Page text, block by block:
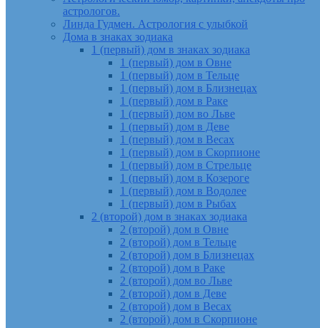
астрологов.
Линда Гудмен. Астрология с улыбкой
Дома в знаках зодиака
1 (первый) дом в знаках зодиака
1 (первый) дом в Овне
1 (первый) дом в Тельце
1 (первый) дом в Близнецах
1 (первый) дом в Раке
1 (первый) дом во Льве
1 (первый) дом в Деве
1 (первый) дом в Весах
1 (первый) дом в Скорпионе
1 (первый) дом в Стрельце
1 (первый) дом в Козероге
1 (первый) дом в Водолее
1 (первый) дом в Рыбах
2 (второй) дом в знаках зодиака
2 (второй) дом в Овне
2 (второй) дом в Тельце
2 (второй) дом в Близнецах
2 (второй) дом в Раке
2 (второй) дом во Льве
2 (второй) дом в Деве
2 (второй) дом в Весах
2 (второй) дом в Скорпионе